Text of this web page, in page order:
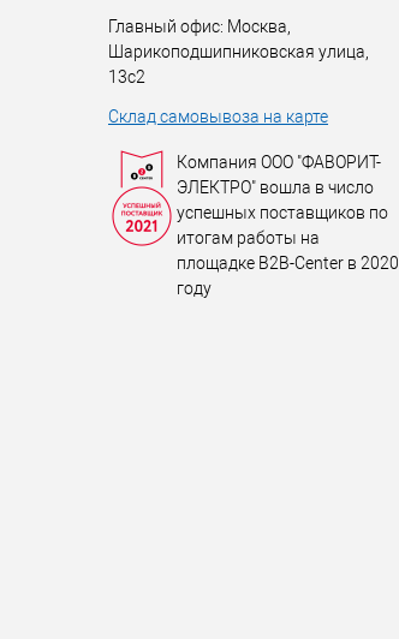
Главный офис: Москва,
Шарикоподшипниковская улица,
13с2
Склад самовывоза на карте
Компания ООО "ФАВОРИТ-
ЭЛЕКТРО" вошла в число
успешных поставщиков по
итогам работы на
площадке B2B-Center в 2020
году